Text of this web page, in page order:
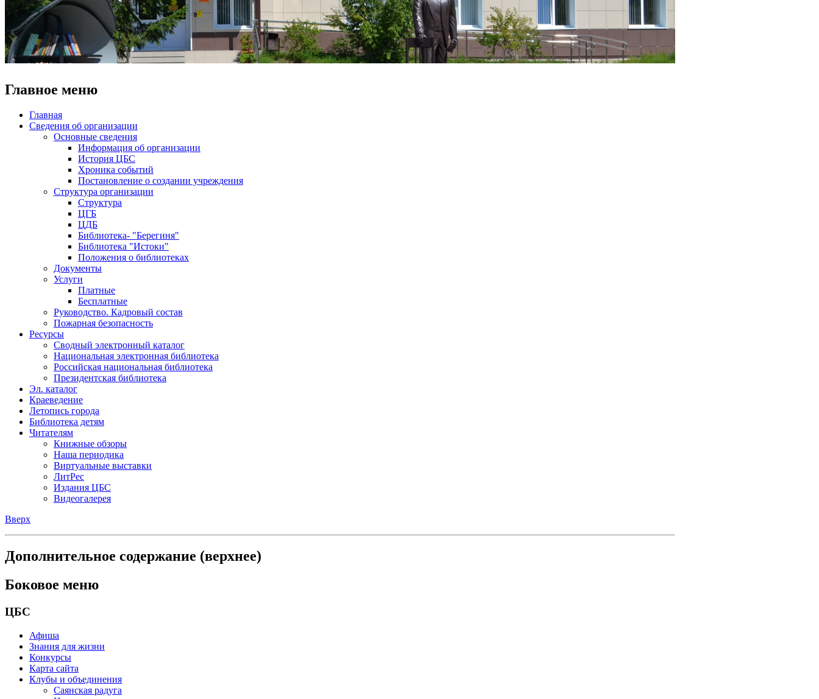
Главное меню
Главная
Сведения об организации
Основные сведения
Информация об организации
История ЦБС
Хроника событий
Постановление о создании учреждения
Структура организации
Структура
ЦГБ
ЦДБ
Библиотека- "Берегиня"
Библиотека "Истоки"
Положения о библиотеках
Документы
Услуги
Платные
Бесплатные
Руководство. Кадровый состав
Пожарная безопасность
Ресурсы
Сводный электронный каталог
Национальная электронная библиотека
Российская национальная библиотека
Президентская библиотека
Эл. каталог
Краеведение
Летопись города
Библиотека детям
Читателям
Книжные обзоры
Наша периодика
Виртуальные выставки
ЛитРес
Издания ЦБС
Видеогалерея
Вверх
Дополнительное содержание (верхнее)
Боковое меню
ЦБС
Афиша
Знания для жизни
Конкурсы
Карта сайта
Клубы и объединения
Саянская радуга